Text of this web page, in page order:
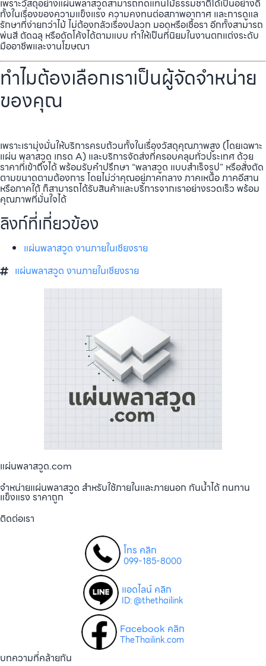
เพราะวัสดุอย่างแผ่นพลาสวูดสามารถทดแทนไม้ธรรมชาติได้เป็นอย่างดี
ทั้งในเรื่องของความแข็งแรง ความคงทนต่อสภาพอากาศ และการดูแล
รักษาที่ง่ายกว่าไม้ ไม่ต้องกลัวเรื่องปลวก มอดหรือเชื้อรา อีกทั้งสามารถ
พ่นสี ตัดฉลุ หรือดัดโค้งได้ตามแบบ ทำให้เป็นที่นิยมในงานตกแต่งระดับ
มืออาชีพและงานโฆษณา
ทำไมต้องเลือกเราเป็นผู้จัดจำหน่าย
ของคุณ
เพราะเรามุ่งมั่นให้บริการครบถ้วนทั้งในเรื่องวัสดุคุณภาพสูง (โดยเฉพาะ
แผ่น พลาสวูด เกรด A) และบริการจัดส่งที่ครอบคลุมทั่วประเทศ ด้วย
ราคาที่เข้าถึงได้ พร้อมรับคำปรึกษา “พลาสวูด แบบสำเร็จรูป” หรือสั่งตัด
ตามขนาดตามต้องการ โดยไม่ว่าคุณอยู่ภาคกลาง ภาคเหนือ ภาคอีสาน
หรือภาคใต้ ก็สามารถได้รับสินค้าและบริการจากเราอย่างรวดเร็ว พร้อม
คุณภาพที่มั่นใจได้
ลิงก์ที่เกี่ยวข้อง
แผ่นพลาสวูด งานภายในเชียงราย
แผ่นพลาสวูด งานภายในเชียงราย
แผ่นพลาสวูด.com
จำหน่ายแผ่นพลาสวูด สำหรับใช้ภายในและภายนอก กันน้ำได้ ทนทาน
แข็งแรง ราคาถูก
ติดต่อเรา
โทร คลิก
099-185-8000
แอดไลน์ คลิก
ID: @thethailink
Facebook คลิก
TheThailink.com
บทความที่คล้ายกัน